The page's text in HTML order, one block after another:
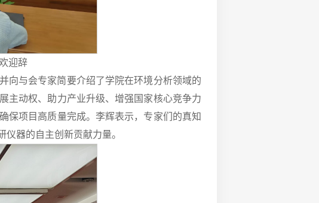
迎辞
向与会专家简要介绍了学院在环境分析领域的
主动权、助力产业升级、增强国家核心竞争力
保项目高质量完成。李辉表示，专家们的真知
器的自主创新贡献力量。